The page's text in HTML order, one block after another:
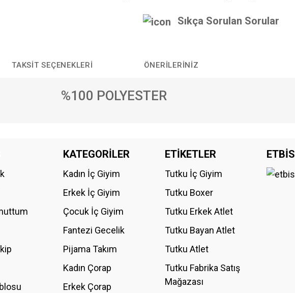
Sıkça Sorulan Sorular
TAKSIT SEÇENEKLERI ÖNERILERINIZ
%100 POLYESTER
Bu ürüne ilk yorumu siz yapın!
KATEGORİLER
Kadın İç Giyim
Erkek İç Giyim
Çocuk İç Giyim
Fantezi Gecelik
Pijama Takım
Kadın Çorap
Erkek Çorap
ETİKETLER
Tutku İç Giyim
Tutku Boxer
Tutku Erkek Atlet
Tutku Bayan Atlet
Tutku Atlet
Tutku Fabrika Satış
Mağazası
ETBİS